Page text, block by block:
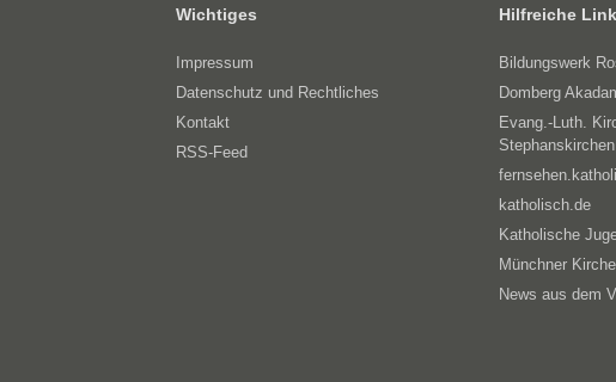
Wichtiges
Impressum
Datenschutz und Rechtliches
Kontakt
RSS-Feed
Hilfreiche
Bildungswerk
Domberg
Evang.-Luth.
Stephanskirchen
katholisch.de
Katholische
Münchner
News aus dem